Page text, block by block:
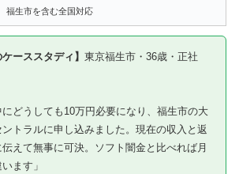
福生市を含む全国対応
ーススタディ】 東京福生市・36歳・正社
にどうしても10万円必要になり、福生市の大
トラルに申し込みました。現在の収入と返
えて無事に可決。ソフト闇金と比べれば月
ます」